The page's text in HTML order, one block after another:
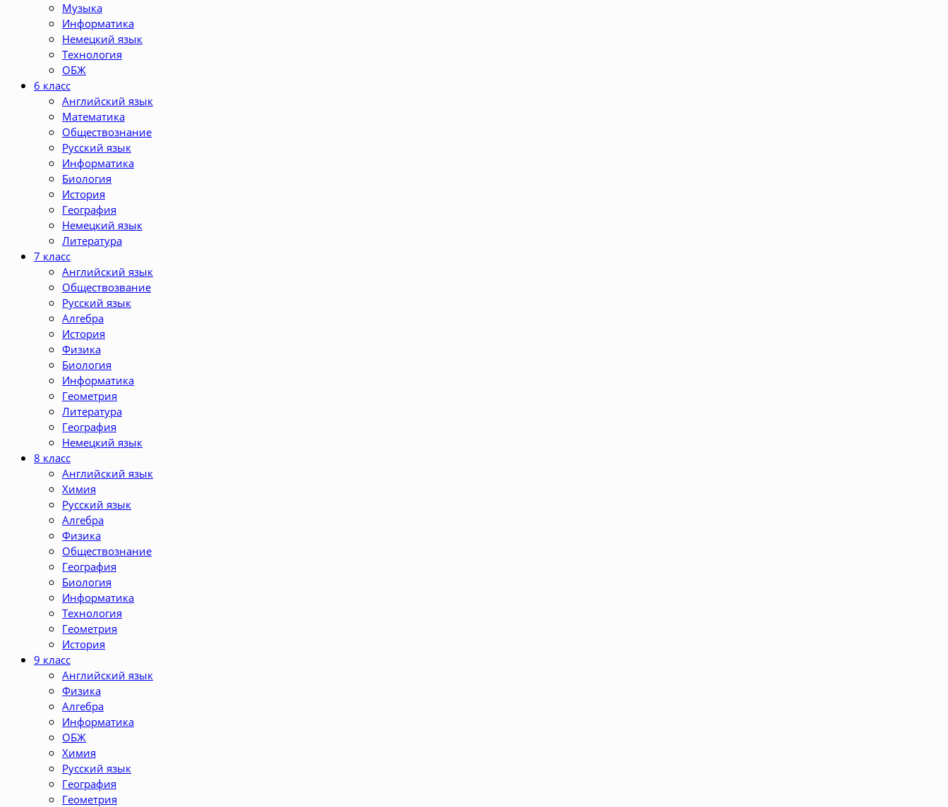
Музыка
Информатика
Немецкий язык
Технология
ОБЖ
6 класс
Английский язык
Математика
Обществознание
Русский язык
Информатика
Биология
История
География
Немецкий язык
Литература
7 класс
Английский язык
Обществозвание
Русский язык
Алгебра
История
Физика
Биология
Информатика
Геометрия
Литература
География
Немецкий язык
8 класс
Английский язык
Химия
Русский язык
Алгебра
Физика
Обществознание
География
Биология
Информатика
Технология
Геометрия
История
9 класс
Английский язык
Физика
Алгебра
Информатика
ОБЖ
Химия
Русский язык
География
Геометрия